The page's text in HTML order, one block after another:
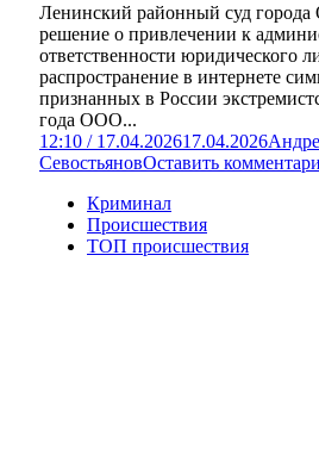
Ленинский районный суд города
решение о привлечении к
ответственности юридического
распространение в интернете
признанных в России
года ООО...
12:10 / 17.04.202617.04.2026
СевостьяновОставить
Криминал
Происшествия
ТОП происшествия